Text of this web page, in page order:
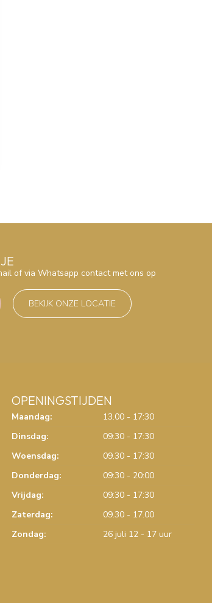
of via Whatsapp contact met ons op
BEKIJK ONZE LOCATIE
OPENINGSTIJDEN
Maandag:
13.00 - 17:30
Dinsdag:
09:30 - 17:30
Woensdag:
09.30 - 17:30
Donderdag:
09:30 - 20:00
Vrijdag:
09:30 - 17:30
Zaterdag:
09.30 - 17.00
Zondag:
26 juli 12 - 17 uur